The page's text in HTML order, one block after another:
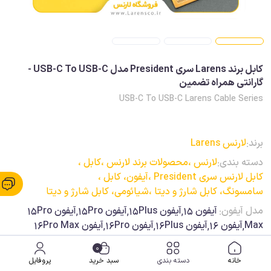
کابل برند Larens سری President مدل USB-C To USB-C -
گارانتی همراه تضمین
USB-C To USB-C Larens Cable Series
برند:لارنس Larens
دسته بندی:لارنس ،محصولات برند لارنس ،کابل ،
کابل لارنس سری President ،
آیفون، کابل ،
سامسونگ، کابل شارژ و دیتا ،شیائومی، کابل شارژ و دیتا
مدل آیفون:
آیفون 15,آیفون 15Plus,آیفون 15Pro,آیفون 15Pro
Max,آیفون 16,آیفون 16Plus,آیفون 16Pro,آیفون 16Pro Max
مدل سامسونگ: S23 FE,S23 Ultra,S24 FE,S24 Ultra
پروفایل
0
سبد خرید دسته بندی خانه